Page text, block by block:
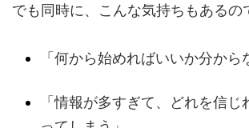
でも同時に、こんな気持ちもあるの
「何から始めればいいか分から
「情報が多すぎて、どれを信じ